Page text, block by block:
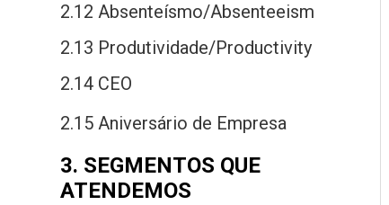
2.12 Absenteísmo/Absenteeism
2.13 Produtividade/Productivity
2.14 CEO
2.15 Aniversário de Empresa
3. SEGMENTOS QUE
ATENDEMOS